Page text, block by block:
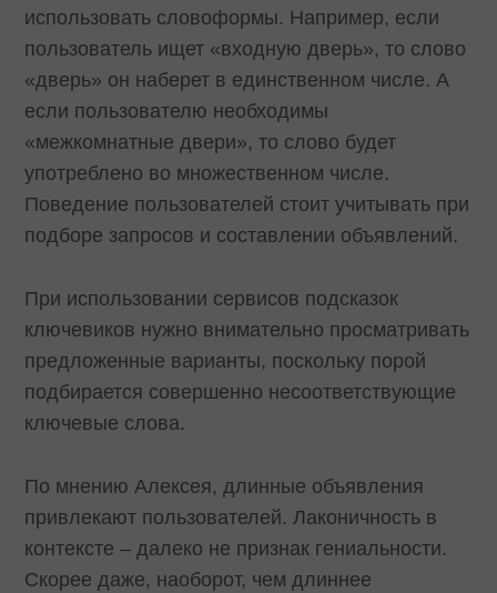
использовать словоформы. Например, если
пользователь ищет «входную дверь», то слово
«дверь» он наберет в единственном числе. А
если пользователю необходимы
«межкомнатные двери», то слово будет
употреблено во множественном числе.
Поведение пользователей стоит учитывать при
подборе запросов и составлении объявлений.
При использовании сервисов подсказок
ключевиков нужно внимательно просматривать
предложенные варианты, поскольку порой
подбирается совершенно несоответствующие
ключевые слова.
По мнению Алексея, длинные объявления
привлекают пользователей. Лаконичность в
контексте – далеко не признак гениальности.
Скорее даже, наоборот, чем длиннее